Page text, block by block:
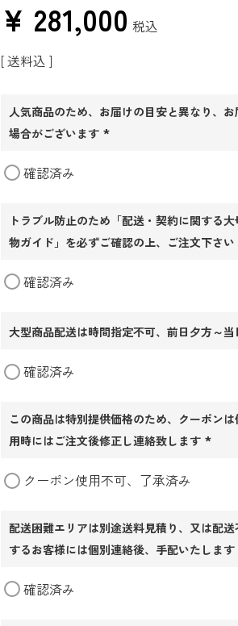
¥ 281,000 税込
送料込
人気商品のため、お届けの目安と異なり、
場合がございます
確認済み
トラブル防止のため「配送・契約に関する
物ガイド」を必ずご確認の上、ご注文下さい
確認済み
大型商品配送は時間指定不可、前日夕方～当
確認済み
この商品は特別提供価格のため、クーポン
用時にはご注文後修正し連絡致します
クーポン使用不可、了承済み
配送困難エリアは別途送料見積り、又は配
するお客様には個別連絡後、手配いたします
確認済み